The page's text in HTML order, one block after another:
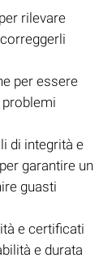
rilevare
per essere
di integrità e
garantire un
guasti
e certificati
e durata